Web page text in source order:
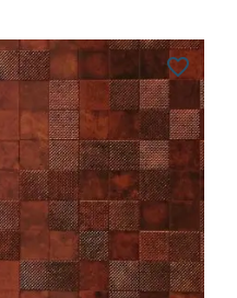
favorite_border